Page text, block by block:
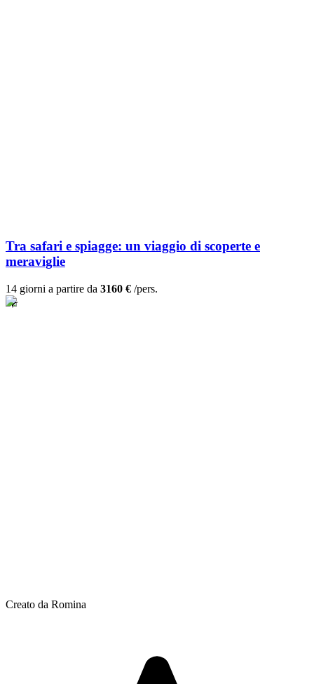
Tra safari e spiagge: un viaggio di scoperte e
meraviglie
14 giorni a partire da 3160 € /pers.
Creato da Romina